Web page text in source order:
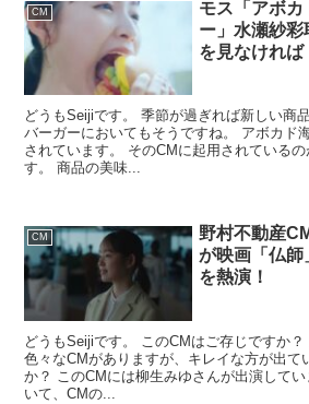
CM
モス「アボ
ー」水瀬紗彩
を見なければ
どうもSeijiです。 季節が過ぎれば新しい商
バーガーにおいてもそうですね。 アボカド
されています。 そのCMに起用されている
す。 商品の美味...
CM
野村不動産
が映画「仏師
を熱演！
どうもSeijiです。 このCMはご存じですか？
色々なCMがありますが、キレイな方が出て
か？ このCMには柳生みゆさんが出演して
いて、CMの...